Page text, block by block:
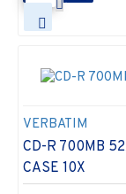
VERBATIM
CD-R 700MB
CASE 10X